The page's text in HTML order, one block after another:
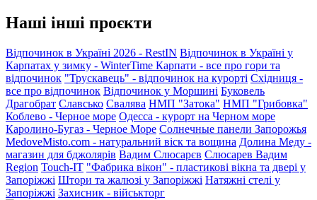
Наші інші проєкти
Відпочинок в Україні 2026 - RestIN Відпочинок в Україні у
Карпатах у зимку - WinterTime Карпати - все про гори та
відпочинок "Трускавець" - відпочинок на курорті Східниця -
все про відпочинок Відпочинок у Моршині Буковель
Драгобрат Славсько Свалява НМП "Затока" НМП "Грибовка"
Коблево - Черное море Одесса - курорт на Черном море
Каролино-Бугаз - Черное Море Солнечные панели Запорожья
MedoveMisto.com - натуральний віск та вощина Долина Меду -
магазин для бджолярів Вадим Слюсарєв Слюсарев Вадим
Region Touch-IT "Фабрика вікон" - пластикові вікна та двері у
Запоріжжі Штори та жалюзі у Запоріжжі Натяжні стелі у
Запоріжжі Захисник - військторг